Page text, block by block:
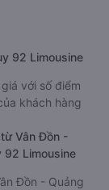
92 Limousine
với số điểm
khách hàng
Vân Đồn -
92 Limousine
Đồn - Quảng